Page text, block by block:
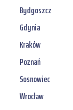
Bydgoszcz
Gdynia
Kraków
Poznań
Sosnowiec
Wrocław